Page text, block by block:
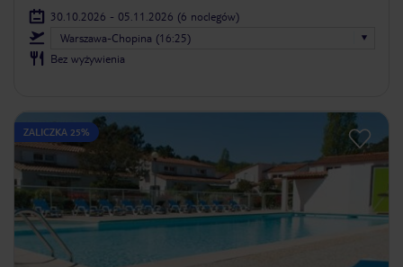
30.10.2026 - 05.11.2026 (6 noclegów)
Warszawa-Chopina (16:25)
Bez wyżywienia
ZALICZKA 25%